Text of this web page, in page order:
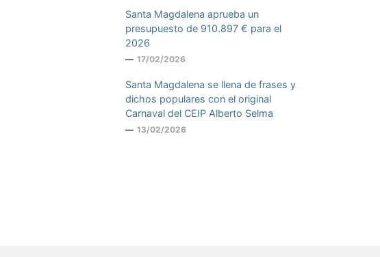
Santa Magdalena aprueba un
presupuesto de 910.897 € para el
2026
17/02/2026
Santa Magdalena se llena de frases y
dichos populares con el original
Carnaval del CEIP Alberto Selma
13/02/2026